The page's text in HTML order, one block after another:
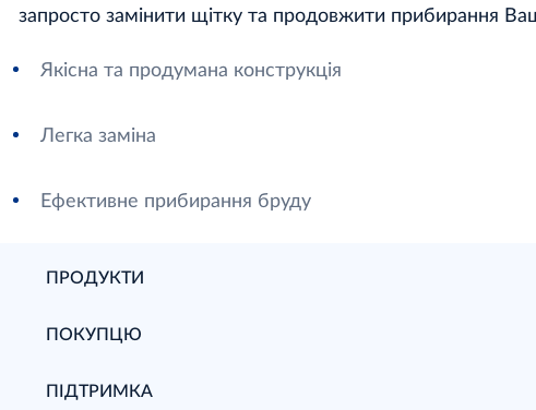
запросто замінити щітку та продовжити прибирання
Якісна та продумана конструкція
Легка заміна
Ефективне прибирання бруду
ПРОДУКТИ
ПОКУПЦЮ
ПІДТРИМКА